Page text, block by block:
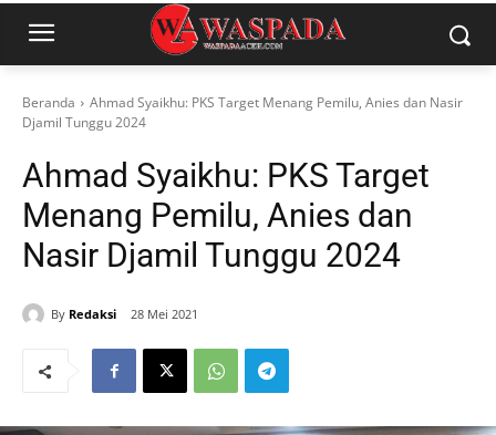
Beranda
Ahmad Syaikhu: PKS Target Menang Pemilu, Anies dan Nasir
Djamil Tunggu 2024
Ahmad Syaikhu: PKS Target
Menang Pemilu, Anies dan
Nasir Djamil Tunggu 2024
By Redaksi 28 Mei 2021